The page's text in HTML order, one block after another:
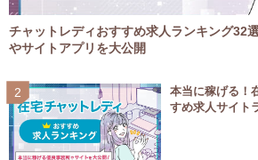
チャットレディおすすめ求人ランキング32
やサイトアプリを大公開
本当に稼げる！
すめ求人サイト